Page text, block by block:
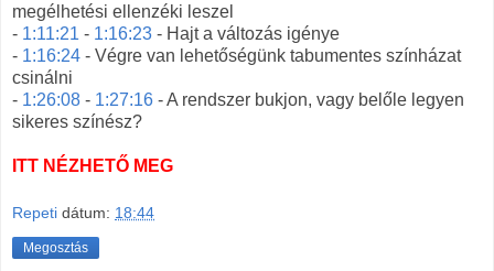
megélhetési ellenzéki leszel
- 1:11:21 - 1:16:23 - Hajt a változás igénye
- 1:16:24 - Végre van lehetőségünk tabumentes színházat
csinálni
- 1:26:08 - 1:27:16 - A rendszer bukjon, vagy belőle legyen
sikeres színész?
ITT NÉZHETŐ MEG
Repeti dátum: 18:44
Megosztás